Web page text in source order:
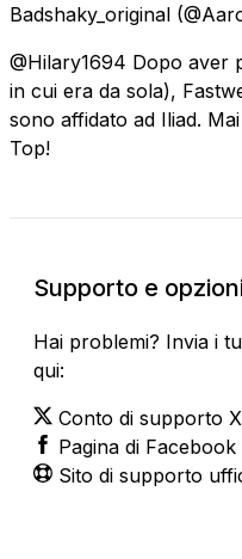
Badshaky_original
@Hilary1694 Dopo aver
in cui era da sola),
sono affidato ad Iliad.
Top!
Supporto e
Hai problemi? Invia i
qui:
Conto di supporto
Pagina di Facebook
Sito di supporto